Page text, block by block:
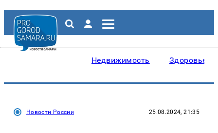
Недвижимость Здоровье
Новости России 25.08.2024, 21:35